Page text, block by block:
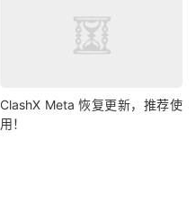
ClashX Meta 恢复更新，推荐使
用！